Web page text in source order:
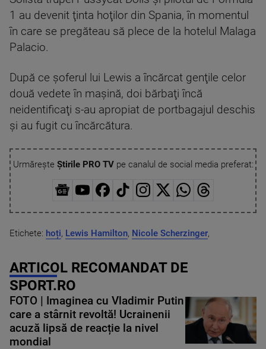
1 au devenit ţinta hoţilor din Spania, în momentul
în care se pregăteau să plece de la hotelul Malaga
Palacio.
După ce şoferul lui Lewis a încărcat genţile celor
două vedete în maşină, doi bărbaţi încă
neidentificaţi s-au apropiat de portbagajul deschis
şi au fugit cu încărcătura.
Urmărește Știrile PRO TVpe canalul de social media preferat:
Etichete: hoți, Lewis Hamilton, Nicole Scherzinger,
ARTICOL RECOMANDAT DE
SPORT.RO
FOTO | Imaginea cu Vladimir Putin
care a stârnit revoltă! Ucrainenii
acuză lipsă de reacție la nivel
mondial